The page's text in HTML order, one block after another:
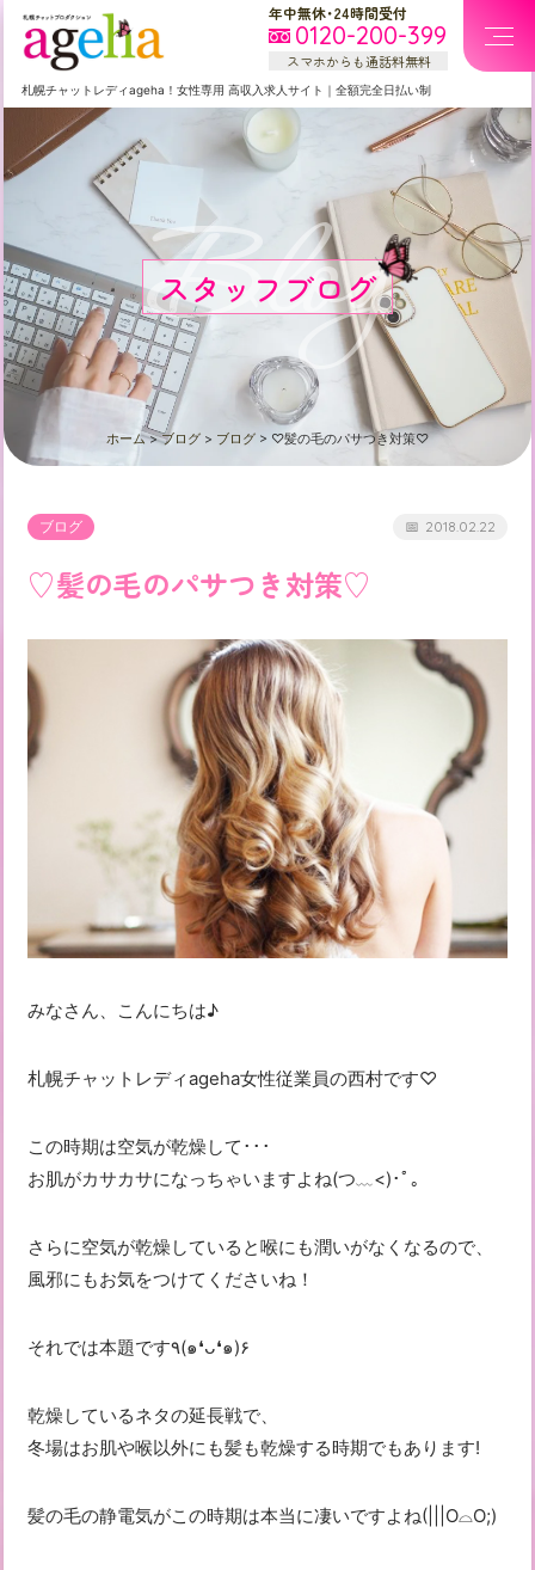
年中無休・24時間受付
0120-200-399
スマホからも通話料無料
札幌チャットレディageha！女性専用 高収入求人サイト ｜ 全額完全日払い制
スタッフブログ
Blog
ホーム>ブログ > ブログ > ♡髪の毛のパサつき対策♡
ブログ 2018.02.22
♡髪の毛のパサつき対策♡
みなさん、こんにちは♪
札幌チャットレディageha女性従業員の西村です♡
この時期は空気が乾燥して･･･
お肌がカサカサになっちゃいますよね(つ﹏<)･ﾟ｡
さらに空気が乾燥していると喉にも潤いがなくなるので、
風邪にもお気をつけてくださいね！
それでは本題です٩(๑❛ᴗ❛๑)۶
乾燥しているネタの延長戦で、
冬場はお肌や喉以外にも髪も乾燥する時期でもあります!
髪の毛の静電気がこの時期は本当に凄いですよね(|||O⌓O;)